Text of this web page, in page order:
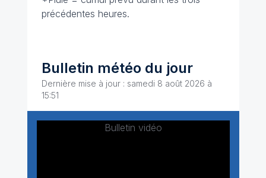
précédentes heures.
Bulletin météo du jour
Dernière mise à jour : samedi 8 août 2026 à
15:51
Bulletin vidéo